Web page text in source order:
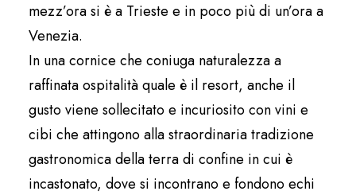
mezz’ora si è a Trieste e in poco più di un’ora a
Venezia.
In una cornice che coniuga naturalezza a
raffinata ospitalità quale è il resort, anche il
gusto viene sollecitato e incuriosito con vini e
cibi che attingono alla straordinaria tradizione
gastronomica della terra di confine in cui è
incastonato, dove si incontrano e fondono echi